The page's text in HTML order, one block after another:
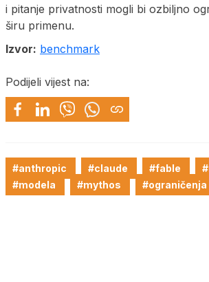
i pitanje privatnosti mogli bi ozbiljno
širu primenu.
Izvor: benchmark
Podijeli vijest na:
#anthropic #claude #fable
#modela
#mythos #ograničenja